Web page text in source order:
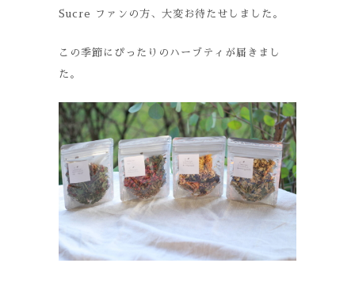
Sucre ファンの方、大変お待たせしました。
この季節にぴったりのハーブティが届きまし
た。